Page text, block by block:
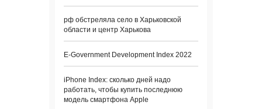
рф обстреляла село в Харьковской
области и центр Харькова
E-Government Development Index 2022
iPhone Index: сколько дней надо
работать, чтобы купить последнюю
модель смартфона Apple